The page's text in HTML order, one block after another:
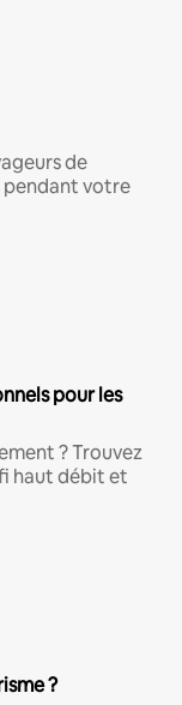
de
pendant votre
pour les
? Trouvez
haut débit et
?